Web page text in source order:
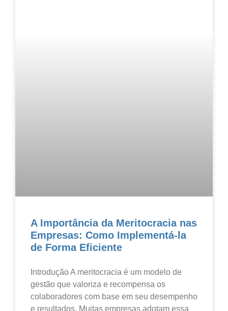
A Importância da Meritocracia nas
Empresas: Como Implementá-la
de Forma Eficiente
Introdução A meritocracia é um modelo de
gestão que valoriza e recompensa os
colaboradores com base em seu desempenho
e resultados. Muitas empresas adotam essa